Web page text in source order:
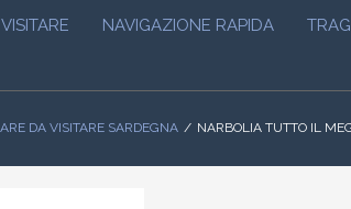
NAVIGAZIONE RAPIDA
DA VISITARE SARDEGNA NARBOLIA TUTTO IL